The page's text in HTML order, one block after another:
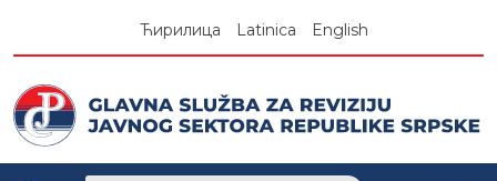
Ћирилица Latinica English